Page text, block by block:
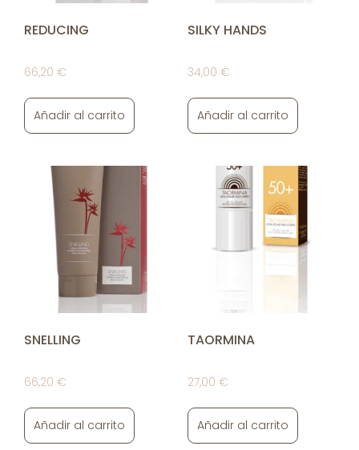
REDUCING
66,20 €
Añadir al carrito
SILKY HANDS
34,00 €
Añadir al carrito
SNELLING
66,20 €
Añadir al carrito
TAORMINA
27,00 €
Añadir al carrito